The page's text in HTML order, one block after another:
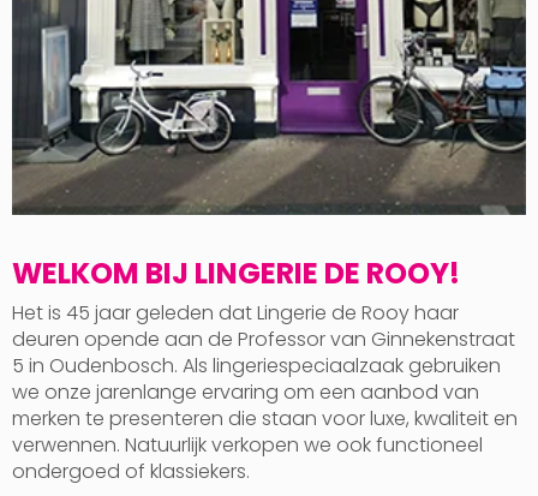
WELKOM BIJ LINGERIE DE ROOY!
Het is 45 jaar geleden dat Lingerie de Rooy haar
deuren opende aan de Professor van Ginnekenstraat
5 in Oudenbosch. Als lingeriespeciaalzaak gebruiken
we onze jarenlange ervaring om een aanbod van
merken te presenteren die staan voor luxe, kwaliteit en
verwennen. Natuurlijk verkopen we ook functioneel
ondergoed of klassiekers.